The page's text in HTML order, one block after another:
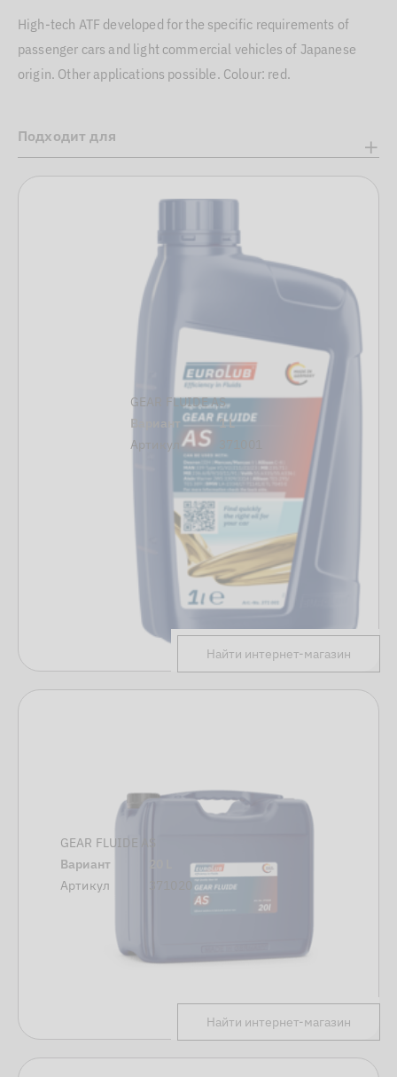
High-tech ATF developed for the specific requirements of
passenger cars and light commercial vehicles of Japanese
origin. Other applications possible. Colour: red.
Подходит для
GEAR FLUIDE AS
Вариант
1 L
Артикул
Найти интернет-магазин
GEAR FLUIDE AS
Вариант
20 L
Артикул
371020
Найти интернет-магазин